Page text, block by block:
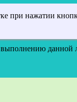
при нажатии
данной